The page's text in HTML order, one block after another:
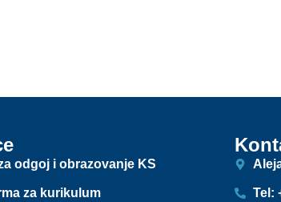
odgoj i obrazovanje KS
za kurikulum Tel: